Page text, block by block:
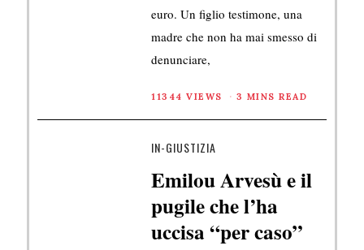
euro. Un figlio testimone, una
madre che non ha mai smesso di
denunciare,
11344 VIEWS 3 MINS READ
IN-GIUSTIZIA
Emilou Arvesù e il
pugile che l’ha
uccisa “per caso”